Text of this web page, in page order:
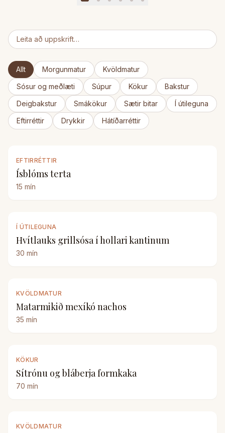
Allt Morgunmatur
Kvöldmatur
Sósur og meðlæti
Súpur Kökur
Bakstur
Deigbakstur
Smákökur Sætir bitar
Í útileguna
Eftirréttir
Drykkir Hátíðarréttir
EFTIRRÉTTIR
Ísblóms terta
15 mín
Í ÚTILEGUNA
Hvítlauks grillsósa í hollari kantinum
30 mín
KVÖLDMATUR
Matarmikið mexíkó nachos
35 mín
KÖKUR
Sítrónu og bláberja formkaka
70 mín
KVÖLDMATUR